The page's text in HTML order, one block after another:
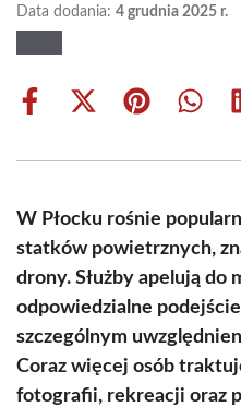
Data dodania: 4 grudnia 2025 r.
Share
Share
(Twitter)
Share Share
W Płocku rośnie
statków powietrznych,
drony. Służby apelują do
odpowiedzialne
szczególnym
Coraz więcej osób
fotografii, rekreacji oraz